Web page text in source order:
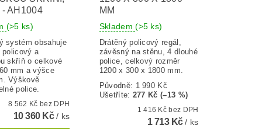
- AH1004
(>5 ks)
systém obsahuje
a
skříň o celkové
mm a výšce
Výškově
police.
8 562 Kč bez DPH
10 360 Kč/ ks
MM
Skladem(>5 ks)
Drátěný policový regál,
závěsný na stěnu, 4 dlouhé
police, celkový rozměr
1200 x 300 x 1800 mm.
Původně: 1 990 Kč
Ušetříte: 277 Kč (–13 %)
1 416 Kč bez DPH
1 713 Kč/ ks